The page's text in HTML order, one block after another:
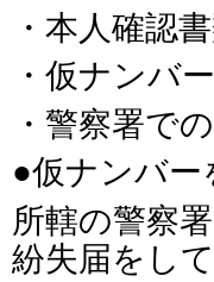
・本人確認
・仮ナンバー
・警察署で
●仮ナンバー
所轄の警察
紛失届をし